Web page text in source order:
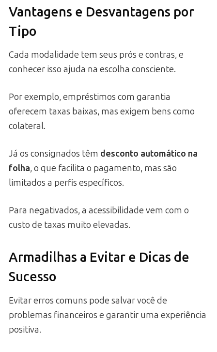
Vantagens e Desvantagens por
Tipo
Cada modalidade tem seus prós e contras, e
conhecer isso ajuda na escolha consciente.
Por exemplo, empréstimos com garantia
oferecem taxas baixas, mas exigem bens como
colateral.
Já os consignados têm desconto automático na
folha, o que facilita o pagamento, mas são
limitados a perfis específicos.
Para negativados, a acessibilidade vem com o
custo de taxas muito elevadas.
Armadilhas a Evitar e Dicas de
Sucesso
Evitar erros comuns pode salvar você de
problemas financeiros e garantir uma experiência
positiva.